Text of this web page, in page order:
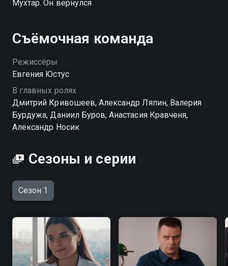
вернулся» — смотрите онлайн в хорошем качестве.
вернулся вы можете совершенно бесплатно в
Мухтар. Он вернулся
Съёмочная команда
Режиссёры
Евгения Юстус
В главных ролях
Дмитрий Кривошеев, Александр Ляпин, Валерия
Бурдужа, Даниил Буров, Анастасия Кравченя,
Александр Носик
Сезоны и серии
Сезон 1